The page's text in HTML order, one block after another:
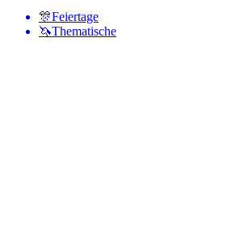
🎊Feiertage
🦄Thematische